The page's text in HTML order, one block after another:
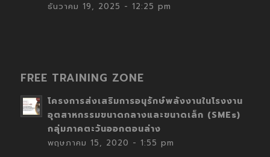
ธันวาคม 19, 2025 - 12:25 pm
FREE TRAINING ZONE
โครงการส่งเสริมการอนุรักษ์พลังงานในโรงงาน
อุตสาหกรรมขนาดกลางและขนาดเล็ก (SMEs)
กลุ่มภาคตะวันออกตอนล่าง
พฤษภาคม 15, 2020 - 1:55 pm